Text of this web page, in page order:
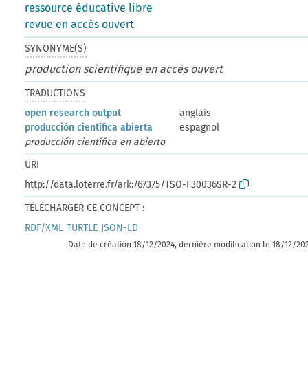
ressource éducative libre
revue en accès ouvert
SYNONYME(S)
production scientifique en accès ouvert
TRADUCTIONS
open research output
anglais
producción científica abierta
espagnol
producción científica en abierto
URI
http://data.loterre.fr/ark:/67375/TSO-F30036SR-2
TÉLÉCHARGER CE CONCEPT :
RDF/XML TURTLE JSON-LD
Date de création 18/12/2024, dernière modification le 18/12/